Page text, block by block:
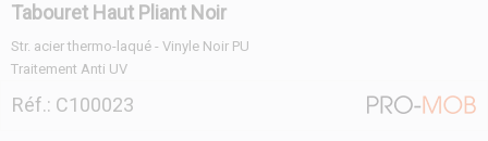
Tabouret Haut Pliant Noir
Str. acier thermo-laqué - Vinyle Noir PU
Traitement Anti UV
Réf.: C100023